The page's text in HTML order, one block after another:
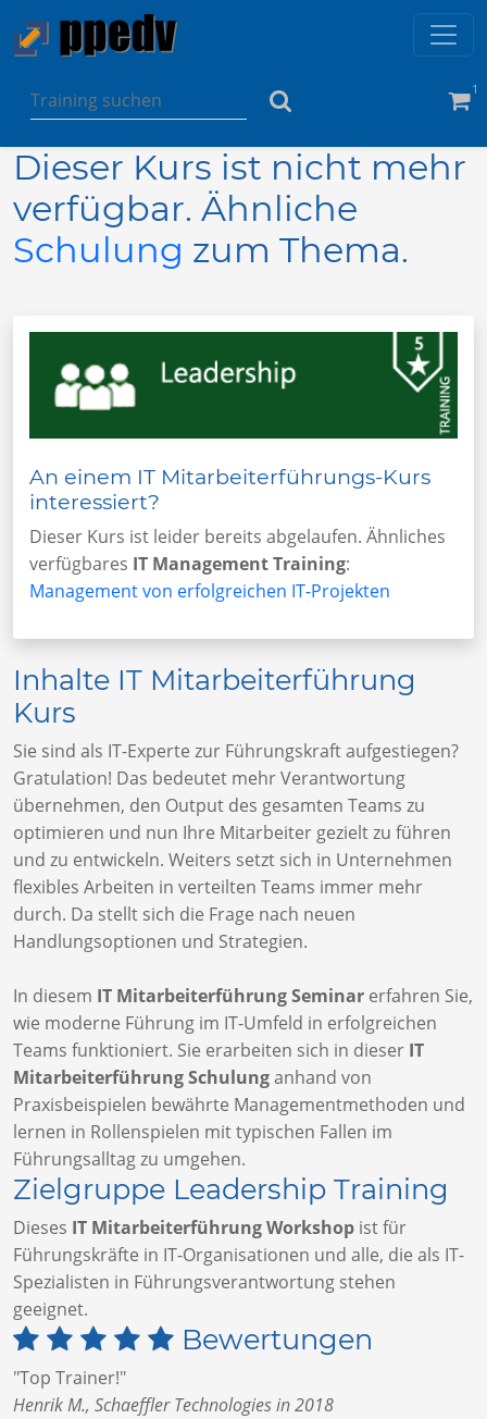
1
Dieser Kurs ist nicht mehr
verfügbar. Ähnliche
Schulung zum Thema.
An einem IT Mitarbeiterführungs-Kurs
interessiert?
Dieser Kurs ist leider bereits abgelaufen. Ähnliches
verfügbares IT Management Training:
Management von erfolgreichen IT-Projekten
Inhalte IT Mitarbeiterführung
Kurs
Sie sind als IT-Experte zur Führungskraft aufgestiegen?
Gratulation! Das bedeutet mehr Verantwortung
übernehmen, den Output des gesamten Teams zu
optimieren und nun Ihre Mitarbeiter gezielt zu führen
und zu entwickeln. Weiters setzt sich in Unternehmen
flexibles Arbeiten in verteilten Teams immer mehr
durch. Da stellt sich die Frage nach neuen
Handlungsoptionen und Strategien.
In diesem IT Mitarbeiterführung Seminar erfahren Sie,
wie moderne Führung im IT-Umfeld in erfolgreichen
Teams funktioniert. Sie erarbeiten sich in dieser IT
Mitarbeiterführung Schulunganhand von
Praxisbeispielen bewährte Managementmethoden und
lernen in Rollenspielen mit typischen Fallen im
Führungsalltag zu umgehen.
Zielgruppe Leadership Training
Dieses IT Mitarbeiterführung Workshop ist für
Führungskräfte in IT-Organisationen und alle, die als IT-
Spezialisten in Führungsverantwortung stehen
geeignet.
Bewertungen
"Top Trainer!"
Henrik M., Schaeffler Technologies in 2018